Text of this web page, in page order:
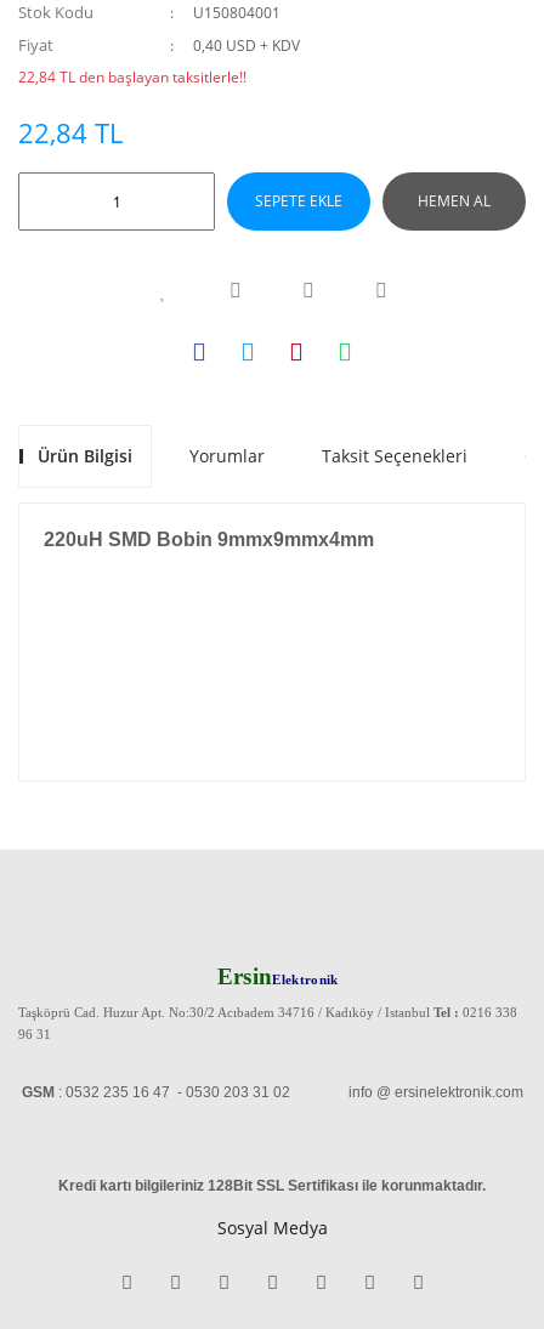
Stok Kodu U150804001
Fiyat
0,40 USD + KDV
22,84 TL den başlayan taksitlerle!!
22,84 TL
SEPETE EKLE HEMEN AL
Ürün Bilgisi Yorumlar Taksit Seçenekleri
220uH SMD Bobin 9mmx9mmx4mm
ErsinElektronik
Taşköprü Cad. Huzur Apt. No:30/2 Acıbadem 34716 / Kadıköy / Istanbul Tel : 0216 338
96 31
GSM : 0532 235 16 47 - 0530 203 31 02 info @ ersinelektronik.com
Kredi kartı bilgileriniz 128Bit SSL Sertifikası ile korunmaktadır.
Sosyal Medya